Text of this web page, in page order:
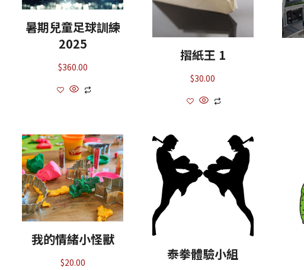
暑期兒童足球訓練
2025
$360.00
摺紙王 1
$30.00
我的情緒小怪獸
$20.00 泰拳體驗小組